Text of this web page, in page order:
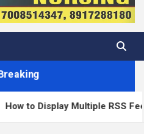
RSS Feeds on One Page